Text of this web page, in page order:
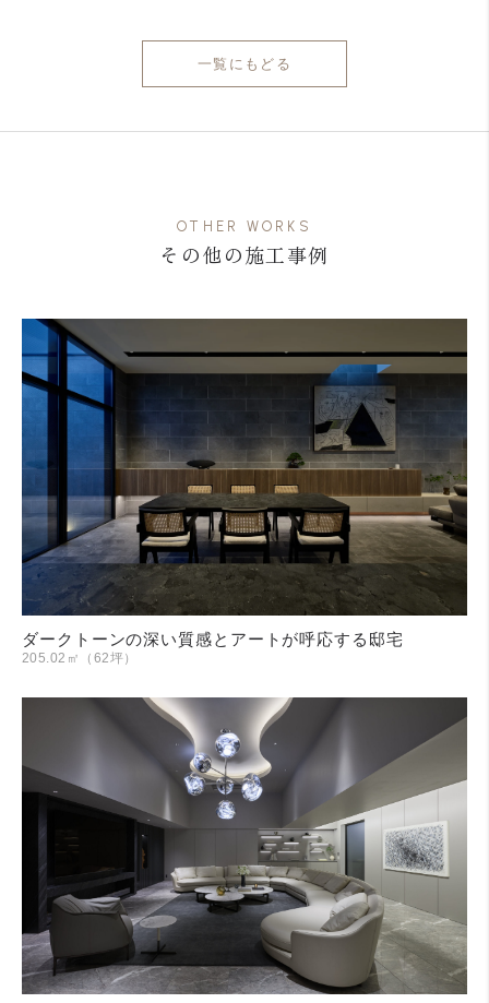
一覧にもどる
OTHER WORKS
その他の施工事例
ダークトーンの深い質感とアートが呼応する邸宅
205.02㎡（62坪）